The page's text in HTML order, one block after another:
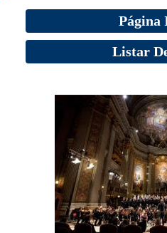
Página
Listar